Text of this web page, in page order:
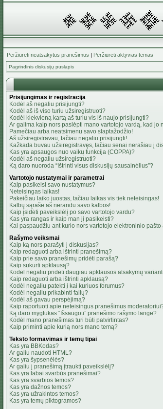
Peržiūrėti neatsakytus pranešimus | Peržiūrėti aktyvias temas
Pagrindinis diskusijų puslapis
Prisijungimas ir registracija
Kodėl aš negaliu prisijungti?
Kodėl aš iš viso turiu užsiregistruoti?
Kodėl kiekvieną kartą aš turiu vis iš naujo prisijungti?
Ar galima kaip nors paslėpti mano vartotojo vardą, kad
Pamečiau arba neatsimenu savo slaptažodžio!
Aš užsiregistravau, tačiau negaliu prisijungti!
Kažkada buvau užsiregistravęs, tačiau senai nerašiau į
Kas yra apsaugos nuo vaikų funkcija (COPPA)?
Kodėl aš negaliu užsiregistruoti?
Ką daro nuoroda “Ištrinti visus diskusijų sausainėlius”?
Vartotojo nustatymai ir parametrai
Kaip pasikeisi savo nustatymus?
Neteisingas laikas!
Pakeičiau laiko juostas, tačiau laikas vis tiek neteisingas!
Kalbų sąraše aš nerandu savo kalbos!
Kaip įsidėti paveikslėlį po savo vartotojo vardu?
Kas yra rangas ir kaip man jį pasikeisti?
Kai paspaudžiu ant kurio nors vartotojo elektroninio
Rašymo veiksmai
Kaip ką nors parašyti į diskusijas?
Kaip redaguoti arba ištrinti pranešimą?
Kaip prie savo pranešimų pridėti parašą?
Kaip sukurti apklausą?
Kodėl negaliu pridėti daugiau apklausos atsakymų
Kaip redaguoti arba ištrinti apklausą?
Kodėl negaliu patekti į kai kuriuos forumus?
Kodėl negaliu prikabinti failų?
Kodėl aš gavau perspėjimą?
Kaip raportuoti apie neteisingus pranešimus
Ką daro mygtukas “Išsaugoti” pranešimo rašymo lange?
Kodėl mano pranešimas turi būti patvirtintas?
Kaip priminti apie kurią nors mano temą?
Teksto formavimas ir temų tipai
Kas yra BBKodas?
Ar galiu naudoti HTML?
Kas yra šypsenėlės?
Ar galiu į pranešimą įtraukti paveikslėlį?
Kas yra labai svarbūs pranešimai?
Kas yra svarbios temos?
Kas yra dažnos temos?
Kas yra užrakintos temos?
Kas yra temų piktogramos?